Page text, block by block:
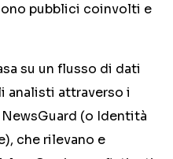
pubblici coinvolti e
su un flusso di dati
analisti attraverso i
(o Identità
che rilevano e